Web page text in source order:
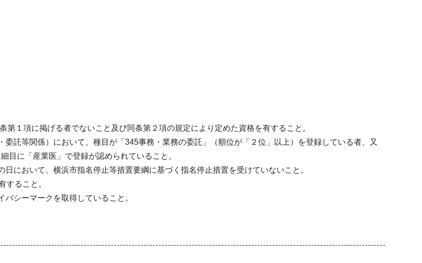
第１項に掲げる者でないこと及び同条第２項の規定により定めた資格を有すること。
託等関係）において、種目が「345事務・業務の委託」（順位が「２位」以上）を登録している者、又
目に「産業医」で登録が認められていること。
において、横浜市指名停止等措置要綱に基づく指名停止措置を受けていないこと。
すること。
シーマークを取得していること。